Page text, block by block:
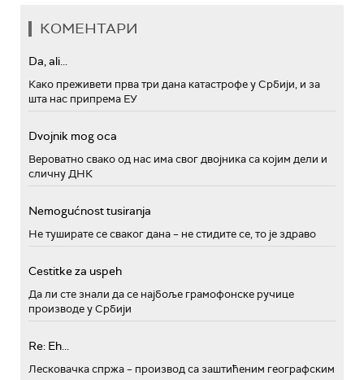
КОМЕНТАРИ
Da, ali...
Како преживети прва три дана катастрофе у Србији, и за
шта нас припрема ЕУ
Dvojnik mog oca
Вероватно свако од нас има свог двојника са којим дели и
сличну ДНК
Nemogućnost tusiranja
Не туширате се сваког дана – не стидите се, то је здраво
Cestitke za uspeh
Да ли сте знали да се најбоље грамофонске ручице
производе у Србији
Re: Eh...
Лесковачка спржа – производ са заштићеним географским